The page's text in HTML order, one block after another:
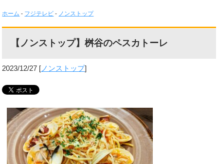
ホーム - フジテレビ - ノンストップ
【ノンストップ】桝谷のペスカトーレ
2023/12/27 [ ノンストップ]